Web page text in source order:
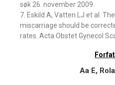
søk 26. november 2009.
7. Eskild A, Vatten LJ et al.
miscarriage should be
rates. Acta Obstet Gynecol
Aa E,